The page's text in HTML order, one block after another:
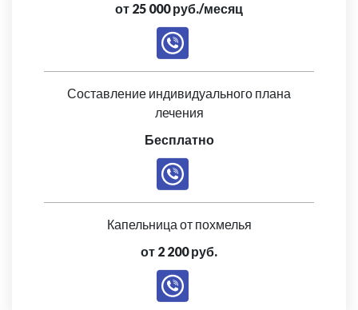
от 25 000 руб./месяц
Составление индивидуального плана
лечения
Бесплатно
Капельница от похмелья
от 2 200 руб.